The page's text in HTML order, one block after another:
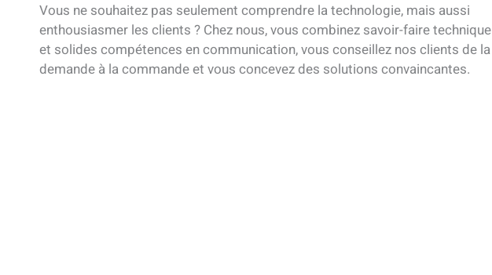
Vous ne souhaitez pas seulement comprendre la technologie, mais aussi
enthousiasmer les clients ? Chez nous, vous combinez savoir-faire technique
et solides compétences en communication, vous conseillez nos clients de la
demande à la commande et vous concevez des solutions convaincantes.